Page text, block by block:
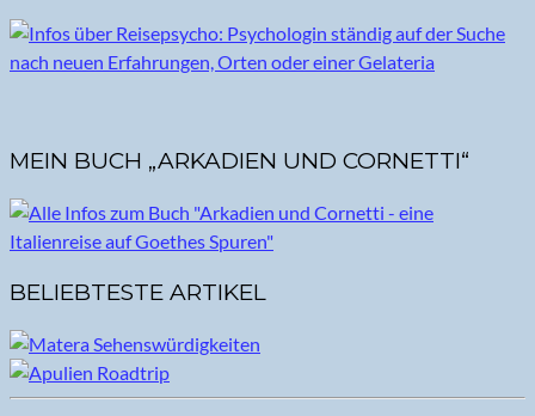
MEIN BUCH „ARKADIEN UND CORNETTI“
BELIEBTESTE ARTIKEL